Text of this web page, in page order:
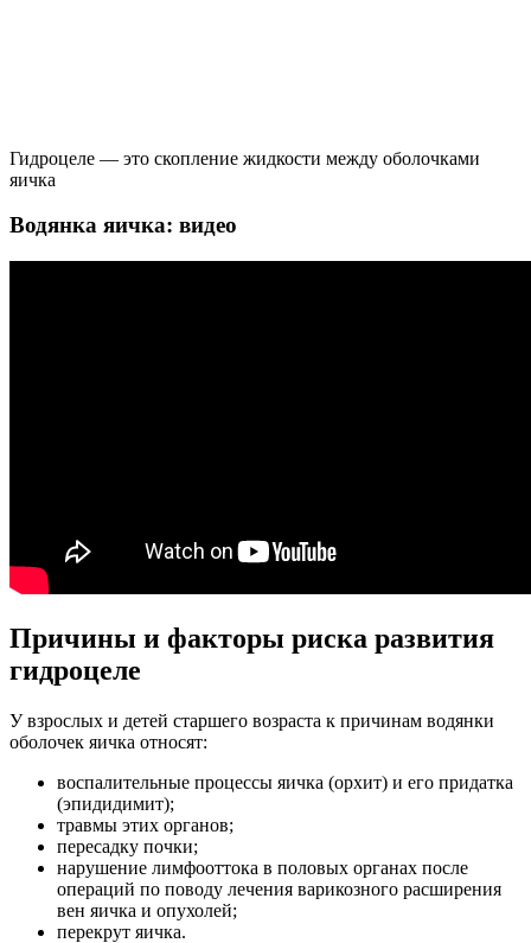
Гидроцеле — это скопление жидкости между оболочками
яичка
Водянка яичка: видео
Причины и факторы риска развития
гидроцеле
У взрослых и детей старшего возраста к причинам водянки
оболочек яичка относят:
воспалительные процессы яичка (орхит) и его придатка
(эпидидимит);
травмы этих органов;
пересадку почки;
нарушение лимфооттока в половых органах после
операций по поводу лечения варикозного расширения
вен яичка и опухолей;
перекрут яичка.